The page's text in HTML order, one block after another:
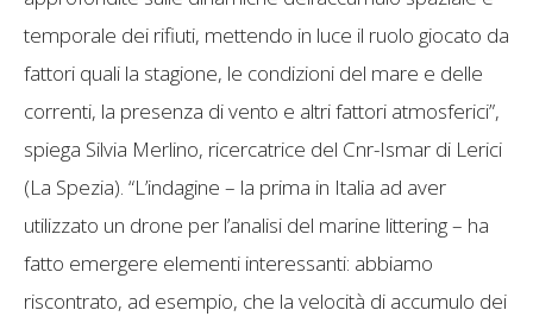
temporale dei rifiuti, mettendo in luce il ruolo giocato da
fattori quali la stagione, le condizioni del mare e delle
correnti, la presenza di vento e altri fattori atmosferici”,
spiega Silvia Merlino, ricercatrice del Cnr-Ismar di Lerici
(La Spezia). “L’indagine – la prima in Italia ad aver
utilizzato un drone per l’analisi del marine littering – ha
fatto emergere elementi interessanti: abbiamo
riscontrato, ad esempio, che la velocità di accumulo dei